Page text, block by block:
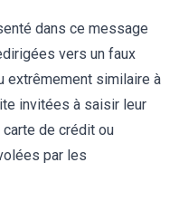
dans ce message
vers un faux
extrêmement similaire à
invitées à saisir leur
de crédit ou
par les